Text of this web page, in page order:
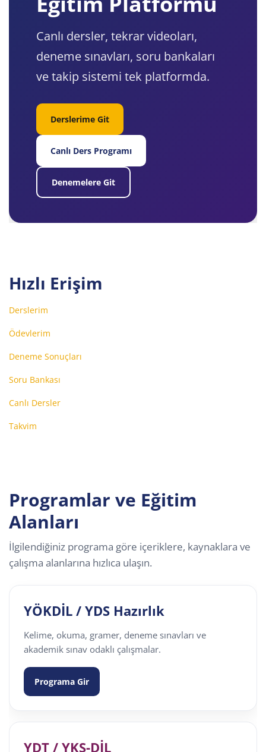
Canlı dersler, tekrar videoları,
deneme sınavları, soru bankaları
ve takip sistemi tek platformda.
Derslerime Git
Canlı Ders Programı
Denemelere Git
Hızlı Erişim
Derslerim
Ödevlerim
Deneme Sonuçları
Soru Bankası
Canlı Dersler
Takvim
Programlar ve Eğitim
Alanları
İlgilendiğiniz programa göre içeriklere, kaynaklara ve
çalışma alanlarına hızlıca ulaşın.
YÖKDİL / YDS Hazırlık
Kelime, okuma, gramer, deneme sınavları ve
akademik sınav odaklı çalışmalar.
Programa Gir
YDT / YKS-DİL